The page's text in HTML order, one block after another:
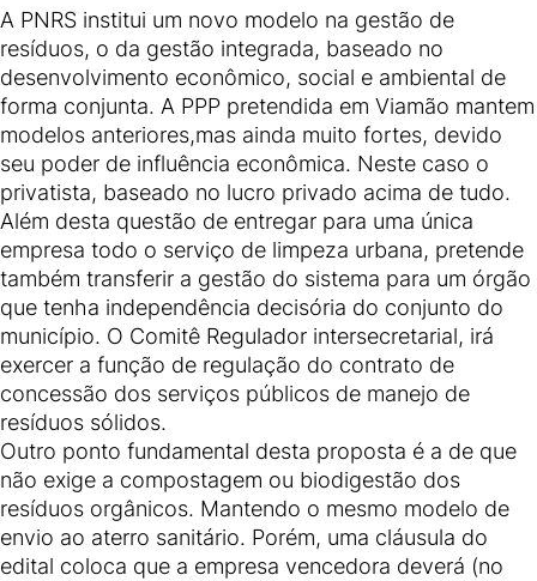
A PNRS institui um novo modelo na gestão de
resíduos, o da gestão integrada, baseado no
desenvolvimento econômico, social e ambiental de
forma conjunta. A PPP pretendida em Viamão mantem
modelos anteriores,mas ainda muito fortes, devido
seu poder de influência econômica. Neste caso o
privatista, baseado no lucro privado acima de tudo.
Além desta questão de entregar para uma única
empresa todo o serviço de limpeza urbana, pretende
também transferir a gestão do sistema para um órgão
que tenha independência decisória do conjunto do
município. O Comitê Regulador intersecretarial, irá
exercer a função de regulação do contrato de
concessão dos serviços públicos de manejo de
resíduos sólidos.
Outro ponto fundamental desta proposta é a de que
não exige a compostagem ou biodigestão dos
resíduos orgânicos. Mantendo o mesmo modelo de
envio ao aterro sanitário. Porém, uma cláusula do
edital coloca que a empresa vencedora deverá (no